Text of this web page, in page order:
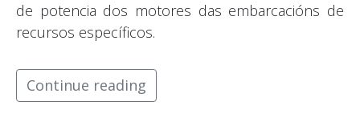
de potencia dos motores das embarcacións de
recursos específicos.
Continue reading